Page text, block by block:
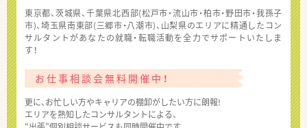
東京都、茨城県、千葉県北西部(松戸市・流山市・柏市・野田市・我孫子
市)、埼玉県南東部(三郷市・八潮市)、山梨県のエリアに精通したコン
サルタントがあなたの就職・転職活動を全力でサポートいたしま
す！
お仕事相談会無料開催中！
更に、お忙しい方やキャリアの棚卸がしたい方に朗報!
エリアを熟知したコンサルタントによる、